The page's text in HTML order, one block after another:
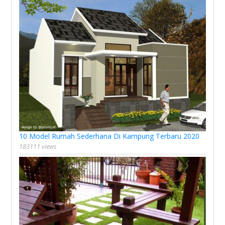
10 Model Rumah Sederhana Di Kampung Terbaru 2020
183111 views